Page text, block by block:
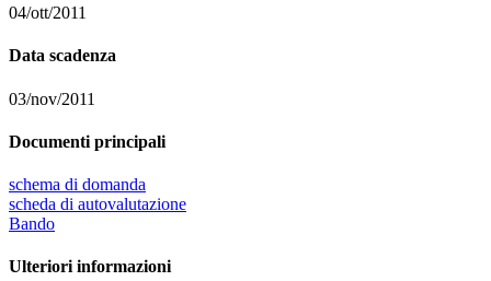
04/ott/2011
Data scadenza
03/nov/2011
Documenti principali
schema di domanda
scheda di autovalutazione
Bando
Ulteriori informazioni